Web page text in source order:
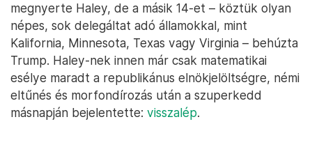
megnyerte Haley, de a másik 14-et – köztük olyan
népes, sok delegáltat adó államokkal, mint
Kalifornia, Minnesota, Texas vagy Virginia – behúzta
Trump. Haley-nek innen már csak matematikai
esélye maradt a republikánus elnökjelöltségre, némi
eltűnés és morfondírozás után a szuperkedd
másnapján bejelentette: visszalép.